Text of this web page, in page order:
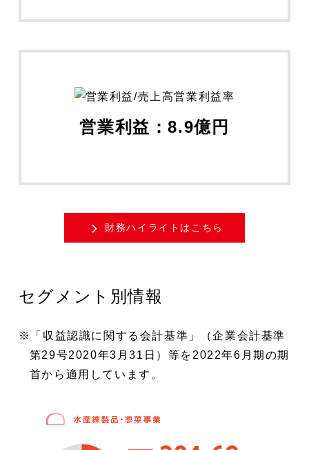
営業利益：8.9億円
財務ハイライトはこちら
セグメント別情報
「収益認識に関する会計基準」（企業会計基準
第29号2020年3月31日）等を2022年6月期の期
首から適用しています。